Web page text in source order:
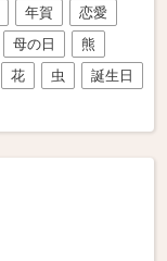
年賀
恋愛
母の日
熊
花 虫
誕生日